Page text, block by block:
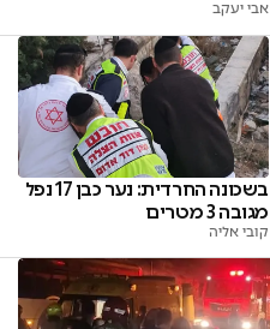
אבי יעקב
בשכונה החרדית: נער כבן 17 נפל
מגובה 3 מטרים
קובי אליה